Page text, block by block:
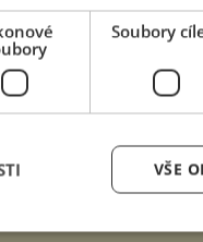
od bývalého
obec
poměrně řídce
se nachází několi...
Soubory
VŠE